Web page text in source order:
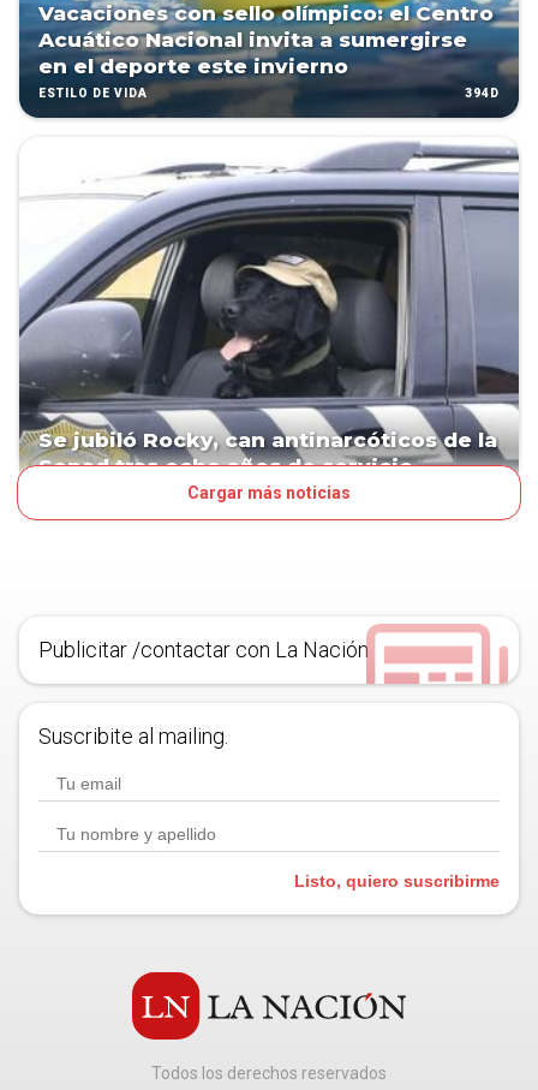
Vacaciones con sello olímpico: el Centro
Acuático Nacional invita a sumergirse
en el deporte este invierno
ESTILO DE VIDA 394D
Se jubiló Rocky, can antinarcóticos de la
Senad tras ocho años de servicio
Cargar más noticias
Publicitar /contactar con La Nación
Suscribite al mailing.
Listo, quiero suscribirme
Todos los derechos reservados